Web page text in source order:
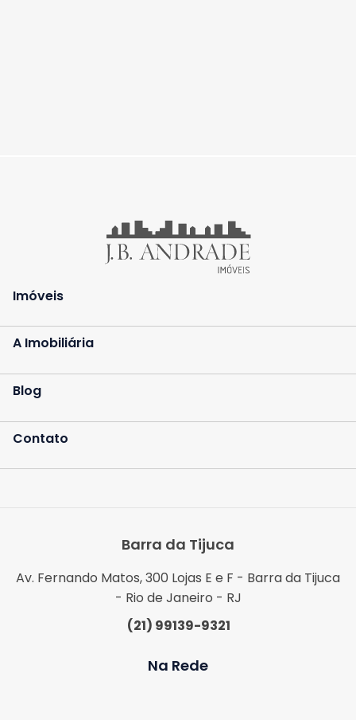
Imóveis
A Imobiliária
Blog
Contato
Barra da Tijuca
Av. Fernando Matos, 300 Lojas E e F - Barra da Tijuca
- Rio de Janeiro - RJ
(21) 99139-9321
Na Rede